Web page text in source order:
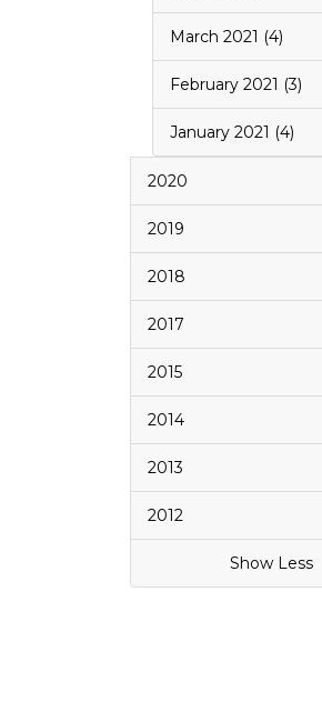
March 2021 (4)
February 2021 (3)
January 2021 (4)
2020
2019
2018
2017
2015
2014
2013
2012
Show Less